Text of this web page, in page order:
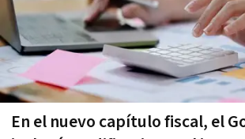
En el nuevo capítulo fiscal, el